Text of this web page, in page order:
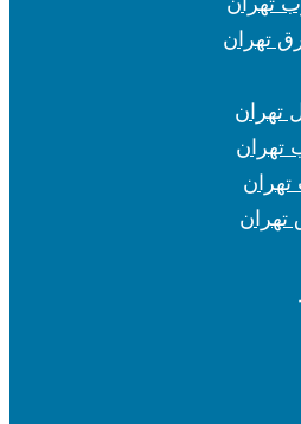
تهران
تهران
تهران
تهران